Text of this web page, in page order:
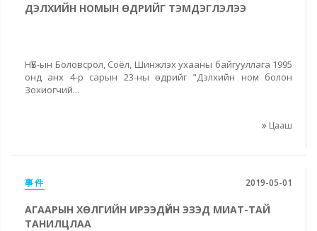
ДЭЛХИЙН НОМЫН ӨДРИЙГ ТЭМДЭГЛЭЛЭЭ
НҮБ-ын Боловсрол, Соёл, Шинжлэх ухааны байгууллага 1995
онд анх 4-р сарын 23-ны өдрийг "Дэлхийн ном болон
Зохиогчий...
Цааш
事件 2019-05-01
АГААРЫН ХӨЛГИЙН ИРЭЭДҮЙН ЭЗЭД МИАТ-ТАЙ
ТАНИЛЦЛАА